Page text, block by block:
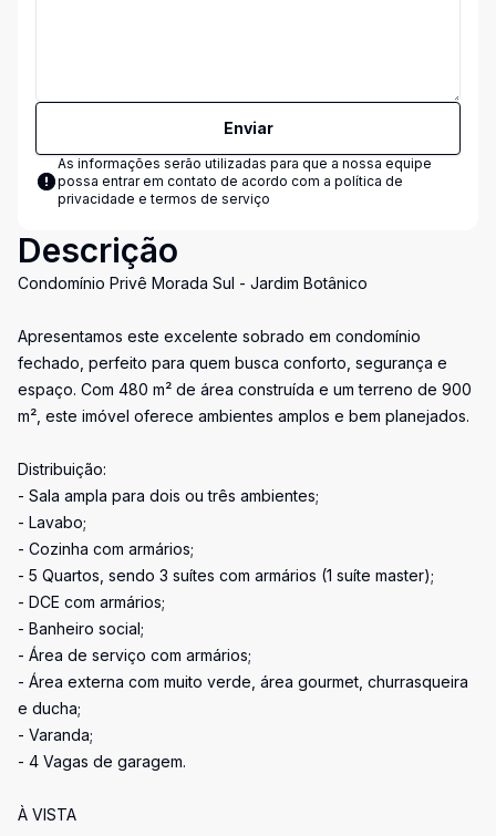
Enviar
As informações serão utilizadas para que a nossa equipe
possa entrar em contato de acordo com a política de
privacidade e termos de serviço
Descrição
Condomínio Privê Morada Sul - Jardim Botânico
Apresentamos este excelente sobrado em condomínio
fechado, perfeito para quem busca conforto, segurança e
espaço. Com 480 m² de área construída e um terreno de 900
m², este imóvel oferece ambientes amplos e bem planejados.
Distribuição:
- Sala ampla para dois ou três ambientes;
- Lavabo;
- Cozinha com armários;
- 5 Quartos, sendo 3 suítes com armários (1 suíte master);
- DCE com armários;
- Banheiro social;
- Área de serviço com armários;
- Área externa com muito verde, área gourmet, churrasqueira
e ducha;
- Varanda;
- 4 Vagas de garagem.
À VISTA